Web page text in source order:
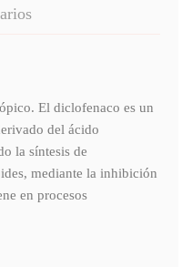
El diclofenaco es un
del ácido
la síntesis de
mediante la inhibición
en procesos